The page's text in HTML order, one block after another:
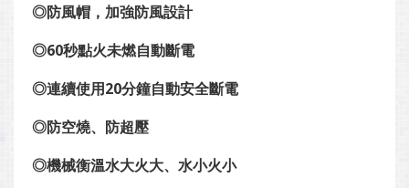
◎防風帽，加強防風設計
◎60秒點火未燃自動斷電
◎連續使用20分鐘自動安全斷電
◎防空燒、防超壓
◎機械衡溫水大火大、水小火小